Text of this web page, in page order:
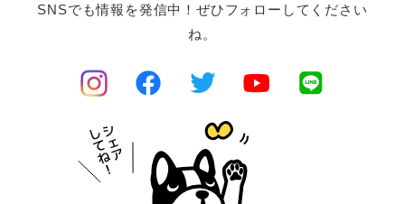
SNSでも情報を発信中！ぜひフォローしてください
ね。